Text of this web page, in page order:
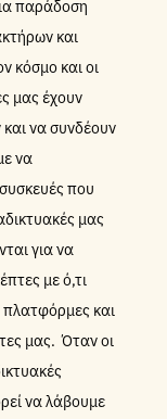
παράδοση
και
κόσμο και οι
μας έχουν
να συνδέουν
να
που
μας
για να
με ό,τι
και
μας. Όταν οι
να λάβουμε